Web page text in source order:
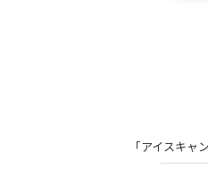
「アイスキャ